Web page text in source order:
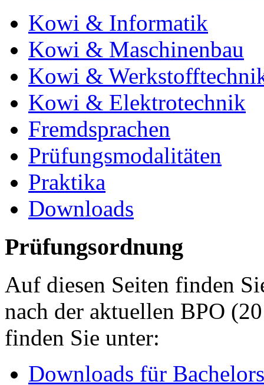
Kowi & Informatik
Kowi & Maschinenbau
Kowi &
Kowi & Elektrotechnik
Fremdsprachen
Prüfungsmodalitäten
Praktika
Downloads
Prüfungsordnung
Auf diesen Seiten finden
nach der aktuellen BPO
finden Sie unter:
Downloads für